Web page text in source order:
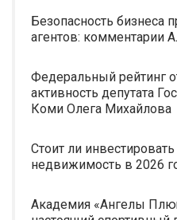
Безопасность бизнеса
агентов: комментарии
Федеральный рейтинг
активность депутата
Коми Олега Михайлова
Стоит ли
недвижимость в 2026
Академия «Ангелы